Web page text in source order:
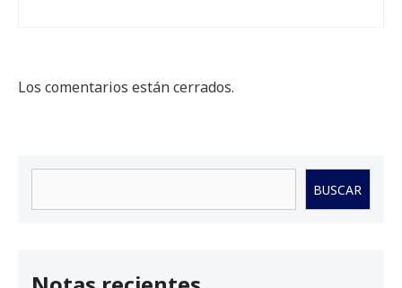
Los comentarios están cerrados.
BUSCAR